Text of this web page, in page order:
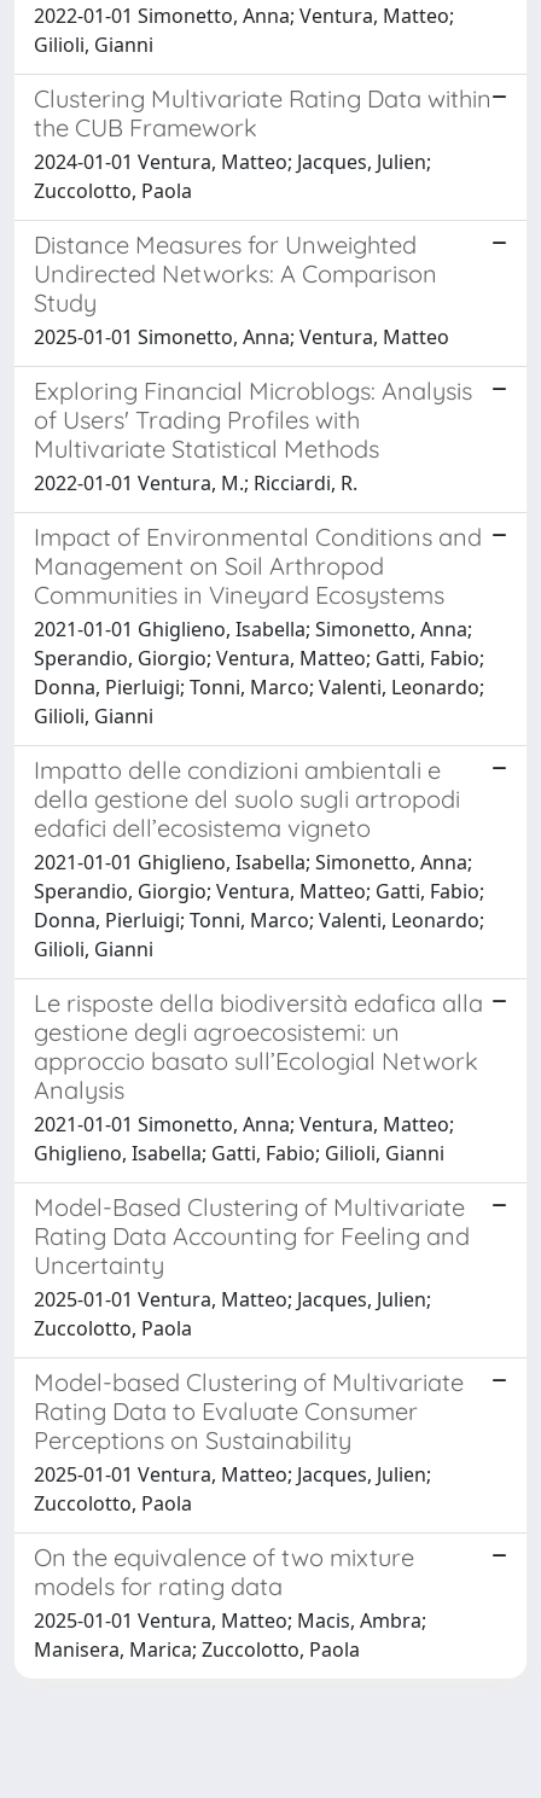
2022-01-01 Simonetto, Anna; Ventura, Matteo;
Gilioli, Gianni
Clustering Multivariate Rating Data within
the CUB Framework
2024-01-01 Ventura, Matteo; Jacques, Julien;
Zuccolotto, Paola
Distance Measures for Unweighted
Undirected Networks: A Comparison
Study
2025-01-01 Simonetto, Anna; Ventura, Matteo
Exploring Financial Microblogs: Analysis
of Users' Trading Profiles with
Multivariate Statistical Methods
2022-01-01 Ventura, M.; Ricciardi, R.
Impact of Environmental Conditions and
Management on Soil Arthropod
Communities in Vineyard Ecosystems
2021-01-01 Ghiglieno, Isabella; Simonetto, Anna;
Sperandio, Giorgio; Ventura, Matteo; Gatti, Fabio;
Donna, Pierluigi; Tonni, Marco; Valenti, Leonardo;
Gilioli, Gianni
Impatto delle condizioni ambientali e
della gestione del suolo sugli artropodi
edafici dell’ecosistema vigneto
2021-01-01 Ghiglieno, Isabella; Simonetto, Anna;
Sperandio, Giorgio; Ventura, Matteo; Gatti, Fabio;
Donna, Pierluigi; Tonni, Marco; Valenti, Leonardo;
Gilioli, Gianni
Le risposte della biodiversità edafica alla
gestione degli agroecosistemi: un
approccio basato sull’Ecologial Network
Analysis
2021-01-01 Simonetto, Anna; Ventura, Matteo;
Ghiglieno, Isabella; Gatti, Fabio; Gilioli, Gianni
Model-Based Clustering of Multivariate
Rating Data Accounting for Feeling and
Uncertainty
2025-01-01 Ventura, Matteo; Jacques, Julien;
Zuccolotto, Paola
Model-based Clustering of Multivariate
Rating Data to Evaluate Consumer
Perceptions on Sustainability
2025-01-01 Ventura, Matteo; Jacques, Julien;
Zuccolotto, Paola
On the equivalence of two mixture
models for rating data
2025-01-01 Ventura, Matteo; Macis, Ambra;
Manisera, Marica; Zuccolotto, Paola